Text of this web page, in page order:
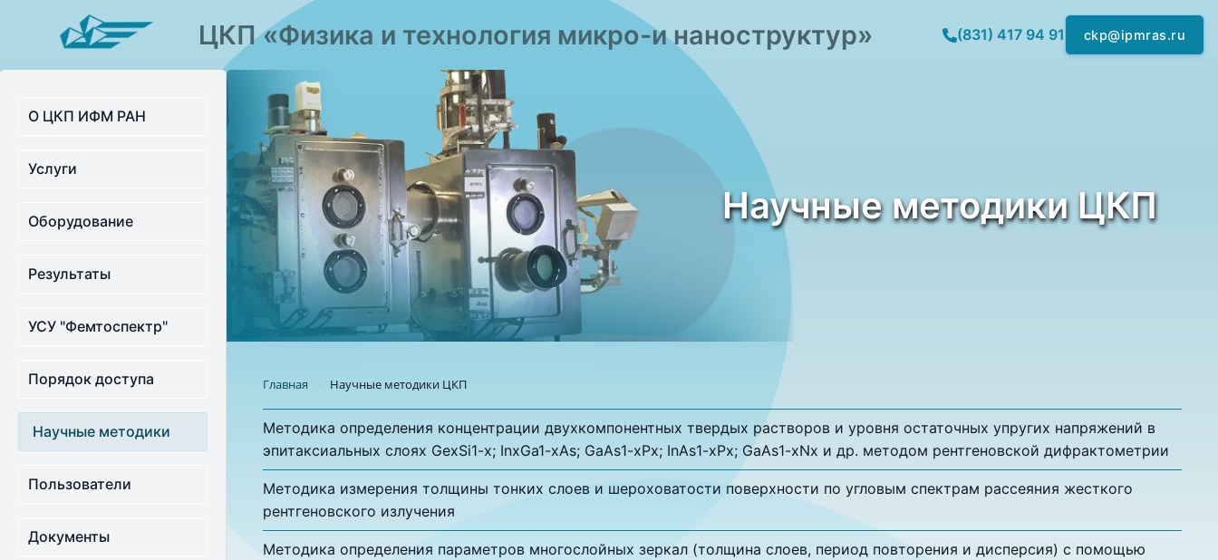
ЦКП «Физика и технология микро-и наноструктур» (831) 417 94 91 ckp@ipmras.ru
О ЦКП ИФМ РАН
Услуги
Оборудование
Результаты
УСУ "Фемтоспектр"
Порядок доступа
Научные методики
Пользователи
Документы
Научные методики ЦКП
Главная Научные методики ЦКП
Методика определения концентрации двухкомпонентных твердых растворов и уровня остаточных упругих напряжений в
эпитаксиальных слоях GexSi1-x; InxGa1-xAs; GaAs1-xPx; InAs1-xPx; GaAs1-xNx и др. методом рентгеновской дифрактометрии
Методика измерения толщины тонких слоев и шероховатости поверхности по угловым спектрам рассеяния жесткого
рентгеновского излучения
Методика определения параметров многослойных зеркал (толщина слоев, период повторения и дисперсия) с помощью